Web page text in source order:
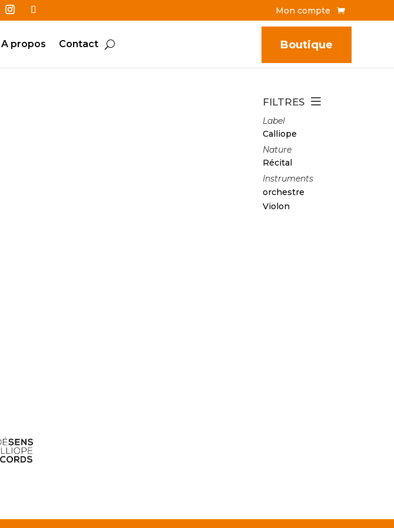
Mon compte
A propos Contact Boutique
FILTRES
Label
Calliope
Nature
Récital
Instruments
orchestre
Violon